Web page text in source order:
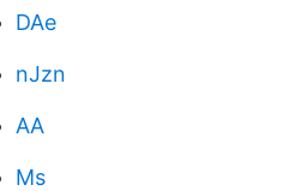
DAe
nJzn
AA
Ms